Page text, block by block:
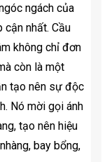
ngách của
cận nhất. Cầu
không chỉ đơn
còn là một
tạo nên sự độc
Nó mời gọi ánh
tạo nên hiệu
bay bổng,